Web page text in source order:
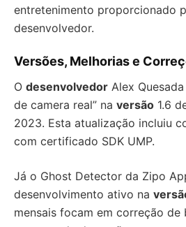
entretenimento proporcionado
desenvolvedor.
Versões, Melhorias e
O desenvolvedor Alex
de camera real” na versão 1.6
2023. Esta atualização incluiu
com certificado SDK UMP.
Já o Ghost Detector da Zipo
desenvolvimento ativo na
mensais focam em correção de